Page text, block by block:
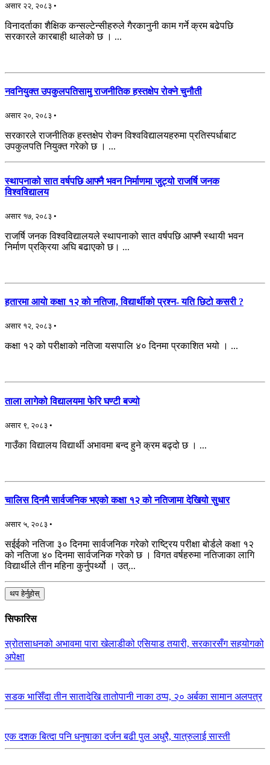
असार २२, २०८३ •
विनादर्ताका शैक्षिक कन्सल्टेन्सीहरुले गैरकानुनी काम गर्ने क्रम बढेपछि
सरकारले कारबाही थालेको छ । ...
नवनियुक्त उपकुलपतिसामु राजनीतिक हस्तक्षेप रोक्ने चुनौती
असार २०, २०८३ •
सरकारले राजनीतिक हस्तक्षेप रोक्न विश्वविद्यालयहरुमा प्रतिस्पर्धाबाट
उपकुलपति नियुक्त गरेको छ । ...
स्थापनाको सात वर्षपछि आफ्नै भवन निर्माणमा जुट्यो राजर्षि जनक
विश्वविद्यालय
असार १७, २०८३ •
राजर्षि जनक विश्वविद्यालयले स्थापनाको सात वर्षपछि आफ्नै स्थायी भवन
निर्माण प्रक्रिया अघि बढाएको छ। ...
हतारमा आयाे कक्षा १२ काे नतिजा, विद्यार्थीको प्रश्न- यति छिटो कसरी ?
असार १२, २०८३ •
कक्षा १२ को परीक्षाको नतिजा यसपालि ४० दिनमा प्रकाशित भयो । ...
ताला लागेको विद्यालयमा फेरि घण्टी बज्यो
असार ९, २०८३ •
गाउँका विद्यालय विद्यार्थी अभावमा बन्द हुने क्रम बढ्दो छ । ...
चालिस दिनमै सार्वजनिक भएको कक्षा १२ को नतिजामा देखियो सुधार
असार ५, २०८३ •
सईईको नतिजा ३० दिनमा सार्वजनिक गरेको राष्ट्रिय परीक्षा बोर्डले कक्षा १२
को नतिजा ४० दिनमा सार्वजनिक गरेको छ । विगत वर्षहरुमा नतिजाका लागि
विद्यार्थीले तीन महिना कुर्नुपर्थ्यो । उत्...
थप हेर्नुहोस्
सिफारिस
स्रोतसाधनको अभावमा पारा खेलाडीको एसियाड तयारी, सरकारसँग सहयोगको
अपेक्षा
सडक भासिँदा तीन सातादेखि तातोपानी नाका ठप्प, २० अर्बका सामान अलपत्र
एक दशक बित्दा पनि धनुषाका दर्जन बढी पुल अधुरै, यात्रुलाई सास्ती